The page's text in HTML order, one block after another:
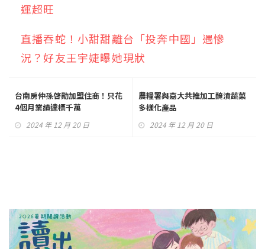
運超旺
直播吞蛇！小甜甜離台「投奔中國」遇慘
況？好友王宇婕曝她現狀
台南房仲孫啓勛加盟住商！只花
4個月業績達標千萬
2024 年 12 月 20 日
農糧署與嘉大共推加工醃漬蔬菜
多樣化產品
2024 年 12 月 20 日